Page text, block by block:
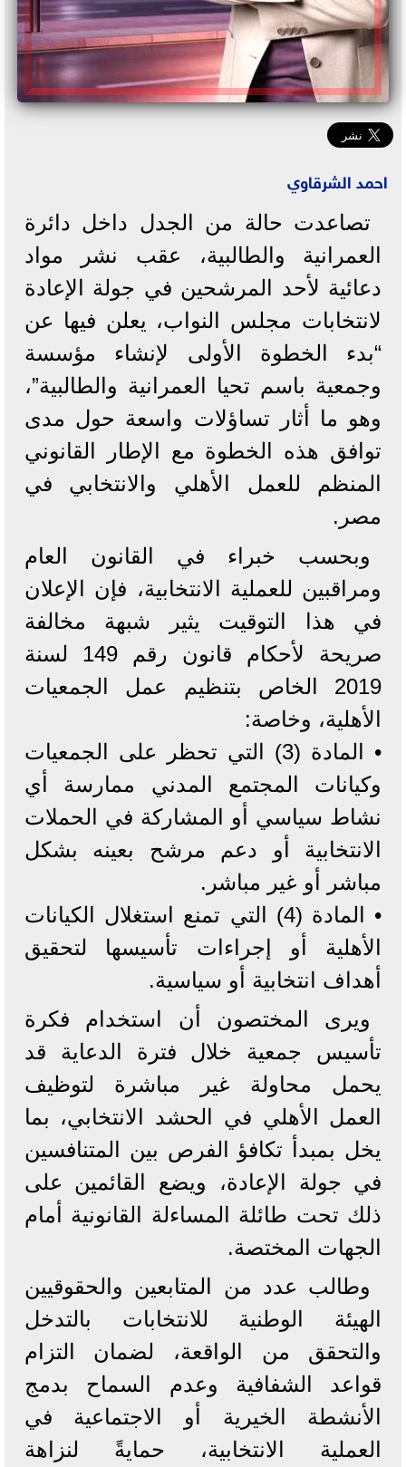
احمد الشرقاوي
تصاعدت حالة من الجدل داخل دائرة
العمرانية والطالبية، عقب نشر مواد
دعائية لأحد المرشحين في جولة الإعادة
لانتخابات مجلس النواب، يعلن فيها عن
“بدء الخطوة الأولى لإنشاء مؤسسة
وجمعية باسم تحيا العمرانية والطالبية”،
وهو ما أثار تساؤلات واسعة حول مدى
توافق هذه الخطوة مع الإطار القانوني
المنظم للعمل الأهلي والانتخابي في
مصر.
وبحسب خبراء في القانون العام
ومراقبين للعملية الانتخابية، فإن الإعلان
في هذا التوقيت يثير شبهة مخالفة
صريحة لأحكام قانون رقم 149 لسنة
2019 الخاص بتنظيم عمل الجمعيات
الأهلية، وخاصة:
• المادة (3) التي تحظر على الجمعيات
وكيانات المجتمع المدني ممارسة أي
نشاط سياسي أو المشاركة في الحملات
الانتخابية أو دعم مرشح بعينه بشكل
مباشر أو غير مباشر.
• المادة (4) التي تمنع استغلال الكيانات
الأهلية أو إجراءات تأسيسها لتحقيق
أهداف انتخابية أو سياسية.
ويرى المختصون أن استخدام فكرة
تأسيس جمعية خلال فترة الدعاية قد
يحمل محاولة غير مباشرة لتوظيف
العمل الأهلي في الحشد الانتخابي، بما
يخل بمبدأ تكافؤ الفرص بين المتنافسين
في جولة الإعادة، ويضع القائمين على
ذلك تحت طائلة المساءلة القانونية أمام
الجهات المختصة.
وطالب عدد من المتابعين والحقوقيين
الهيئة الوطنية للانتخابات بالتدخل
والتحقق من الواقعة، لضمان التزام
قواعد الشفافية وعدم السماح بدمج
الأنشطة الخيرية أو الاجتماعية في
العملية الانتخابية، حمايةً لنزاهة